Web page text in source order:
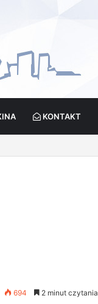
KONTAKT
694 2 minut czytania